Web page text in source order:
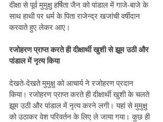
दीक्षा से पूर्व मुमुक्षु हर्षिता जैन को पांडाल में गाजे-बाजे के
साथ हाथी पर धर्म के पिता राजेन्द्र खजांची वर्षीदान
करवाते हुए लेकर आए।
रजोहरण प्राप्त करते ही दीक्षार्थी खुशी से झूम उठी और
पांडाल में नृत्य किया
देखते-देखते मुमुक्षु को आचार्य ने रजोहरण प्रदान
किया। रजोहरण प्राप्त करते ही दीक्षार्थी खुशी के चलते
झूम उठी और पांडाल में नृत्य करने लगी। यहां से मुमुक्षु
को उठाकर वेश परिवर्तन के लिए ले जाया गया। कुछ ही